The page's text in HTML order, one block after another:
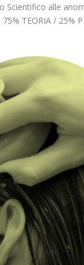
Scientifico alle
TEORIA / 25%